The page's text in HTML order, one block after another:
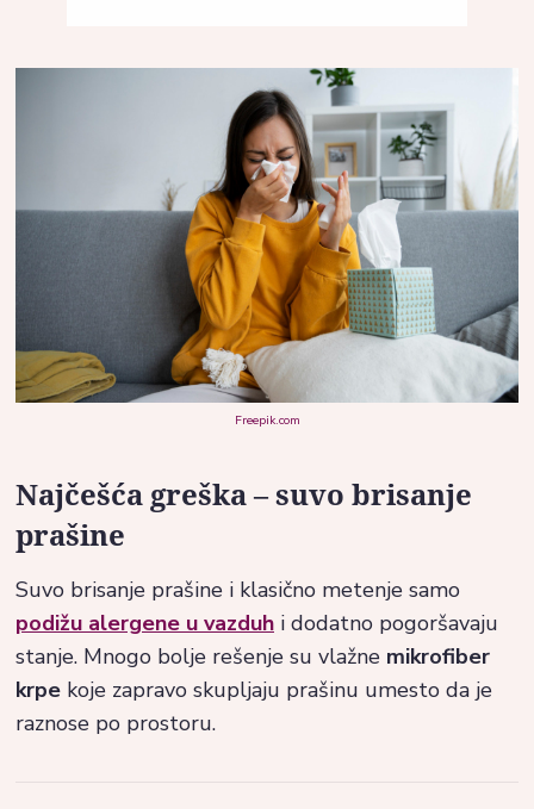
Freepik.com
Najčešća greška – suvo brisanje
prašine
Suvo brisanje prašine i klasično metenje samo
podižu alergene u vazduh i dodatno pogoršavaju
stanje. Mnogo bolje rešenje su vlažne mikrofiber
krpe koje zapravo skupljaju prašinu umesto da je
raznose po prostoru.